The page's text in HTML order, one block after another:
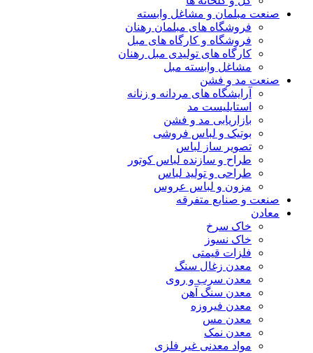
صنعت مبلمان و مشاغل وابسته
فروشگاه های مبلمان رهنان
فروشگاه و کارگاه های مبل
کارگاه های تولیدی مبل رهنان
مشاغل وابسته مبل
صنعت مد و فشن
آرایشگاه های مردانه و زنانه
استایلیست مد
بازاریابی مد و فشن
بوتیک و لباس فروشی
تصویر ساز لباس
طراح و سازنده لباس کوتور
طراحی و تولید لباس
مزون و لباس عروس
صنعت و صنایع متفرقه
معادن
خاک سرخ
خاک نسوز
فلزات قیمتی
معدن زغال سنگ
معدن سرب و روی
معدن سنگ آهن
معدن فیروزه
معدن مس
معدن نمک
مواد معدنی غیر فلزی